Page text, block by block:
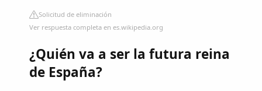
Solicitud de eliminación
Ver respuesta completa en es.wikipedia.org
¿Quién va a ser la futura reina
de España?